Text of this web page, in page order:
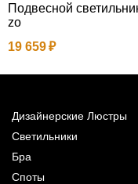
Подвесной
zo
19 659
Дизайнерские Люстры
Светильники
Бра
Споты